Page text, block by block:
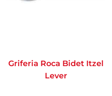
Griferia Roca Bidet Itzel
Lever